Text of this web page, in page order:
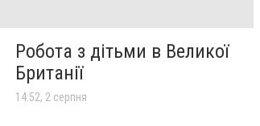
Робота з дітьми в Великої
Британії
14:52, 2 серпня